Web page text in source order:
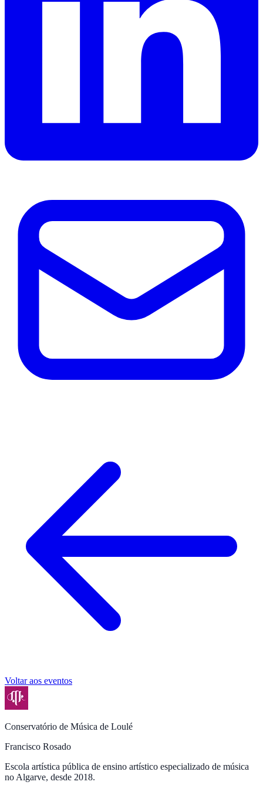
Voltar aos eventos
Conservatório de Música de Loulé
Francisco Rosado
Escola artística pública de ensino artístico especializado de música
no Algarve, desde 2018.